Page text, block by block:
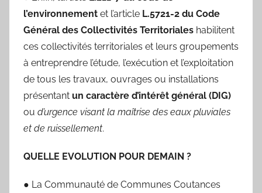
l’environnement et l’article L.5721-2 du Code
Général des Collectivités Territoriales habilitent
ces collectivités territoriales et leurs groupements
à entreprendre l’étude, l’exécution et l’exploitation
de tous les travaux, ouvrages ou installations
présentant un caractère d’intérêt général (DIG)
ou d’urgence visant la maîtrise des eaux pluviales
et de ruissellement.
QUELLE EVOLUTION POUR DEMAIN ?
● La Communauté de Communes Coutances